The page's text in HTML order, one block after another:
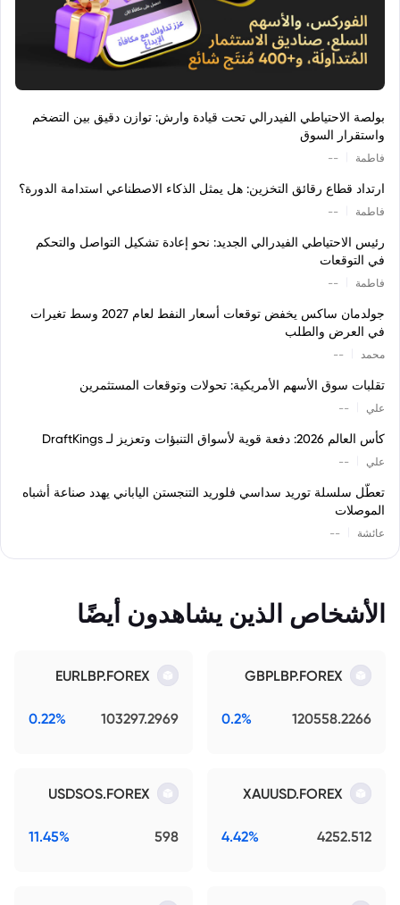
بولصة الاحتياطي الفيدرالي تحت قيادة وارش: توازن دقيق بين التضخم
واستقرار السوق
فاطمة --
ارتداد قطاع رقائق التخزين: هل يمثل الذكاء الاصطناعي استدامة الدورة؟
فاطمة --
رئيس الاحتياطي الفيدرالي الجديد: نحو إعادة تشكيل التواصل والتحكم
في التوقعات
فاطمة --
جولدمان ساكس يخفض توقعات أسعار النفط لعام 2027 وسط تغيرات
في العرض والطلب
محمد --
تقلبات سوق الأسهم الأمريكية: تحولات وتوقعات المستثمرين
علي --
كأس العالم 2026: دفعة قوية لأسواق التنبؤات وتعزيز لـ DraftKings
علي --
تعطّل سلسلة توريد سداسي فلوريد التنجستن الياباني يهدد صناعة أشباه
الموصلات
عائشة --
الأشخاص الذين يشاهدون أيضًا
GBPLBP.FOREX
120558.2266
0.2%
EURLBP.FOREX
103297.2969
0.22%
XAUUSD.FOREX
4252.512
4.42%
USDSOS.FOREX
598
11.45%